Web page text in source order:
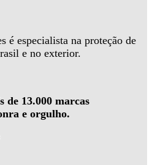
é especialista na proteção de
e no exterior.
de 13.000 marcas
e orgulho.